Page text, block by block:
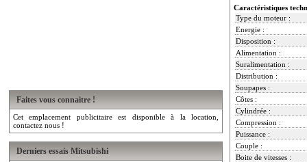
Faites vous connaitre !
Cet emplacement publicitaire est disponible à la location,
contactez nous !
Derniers essais Mitsubishi
Caractéristiques
Type du moteur :
Energie :
Disposition :
Alimentation :
Suralimentation :
Distribution :
Soupapes :
Côtes :
Cylindrée :
Compression :
Puissance :
Couple :
Boite de vitesses :